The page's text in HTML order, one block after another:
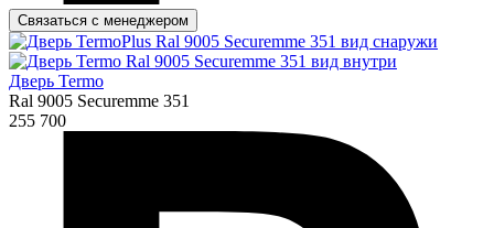
Связаться с менеджером
Дверь Termo
Ral 9005 Securemme 351
255 700